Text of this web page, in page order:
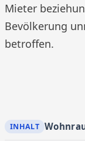
Mieter
Bevölkerung
betroffen.